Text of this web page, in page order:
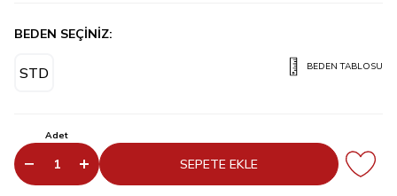
BEDEN SEÇİNİZ:
STD BEDEN TABLOSU
Adet
SEPETE EKLE